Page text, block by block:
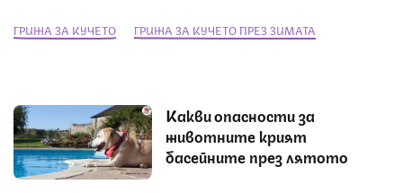
ГРИЖА ЗА КУЧЕТО ГРИЖА ЗА КУЧЕТО ПРЕЗ ЗИМАТА
Какви опасности за
животните крият
басейните през лятото